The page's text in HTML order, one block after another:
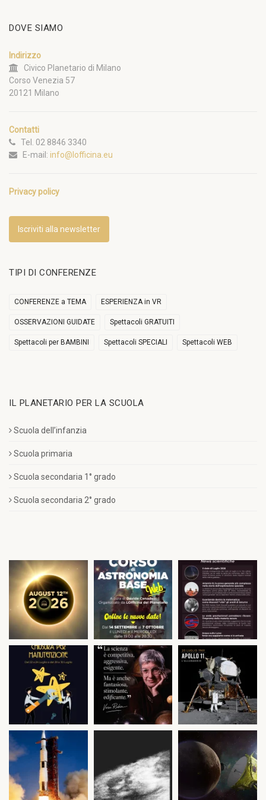
DOVE SIAMO
Indirizzo
Civico Planetario di Milano
Corso Venezia 57
20121 Milano
Contatti
Tel. 02 8846 3340
E-mail: info@lofficina.eu
Privacy policy
Iscriviti alla newsletter
TIPI DI CONFERENZE
CONFERENZE a TEMA ESPERIENZA in VR
OSSERVAZIONI GUIDATE Spettacoli GRATUITI
Spettacoli per BAMBINI Spettacoli SPECIALI Spettacoli WEB
IL PLANETARIO PER LA SCUOLA
Scuola dell’infanzia
Scuola primaria
Scuola secondaria 1° grado
Scuola secondaria 2° grado